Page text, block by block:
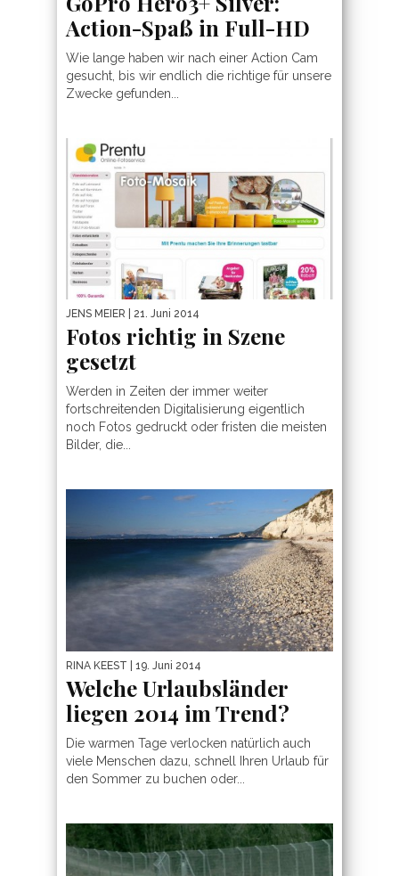
Action-Spaß in Full-HD
Wie lange haben wir nach einer Action Cam
gesucht, bis wir endlich die richtige für unsere
Zwecke gefunden...
JENS MEIER | 21. Juni 2014
Fotos richtig in Szene
gesetzt
Werden in Zeiten der immer weiter
fortschreitenden Digitalisierung eigentlich
noch Fotos gedruckt oder fristen die meisten
Bilder, die...
RINA KEEST | 19. Juni 2014
Welche Urlaubsländer
liegen 2014 im Trend?
Die warmen Tage verlocken natürlich auch
viele Menschen dazu, schnell Ihren Urlaub für
den Sommer zu buchen oder...